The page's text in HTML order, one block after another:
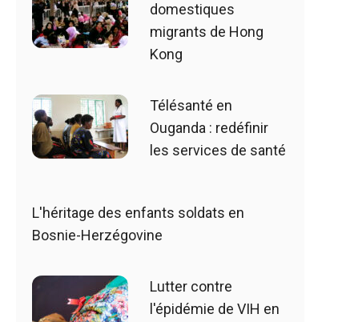
domestiques
migrants de Hong
Kong
Télésanté en
Ouganda : redéfinir
les services de santé
L'héritage des enfants soldats en
Bosnie-Herzégovine
Lutter contre
l'épidémie de VIH en